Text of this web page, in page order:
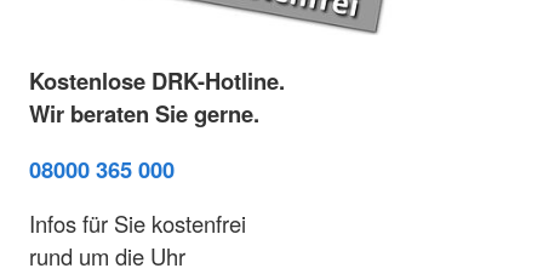
Kostenlose DRK-Hotline.
Wir beraten Sie gerne.
08000 365 000
Infos für Sie kostenfrei
rund um die Uhr